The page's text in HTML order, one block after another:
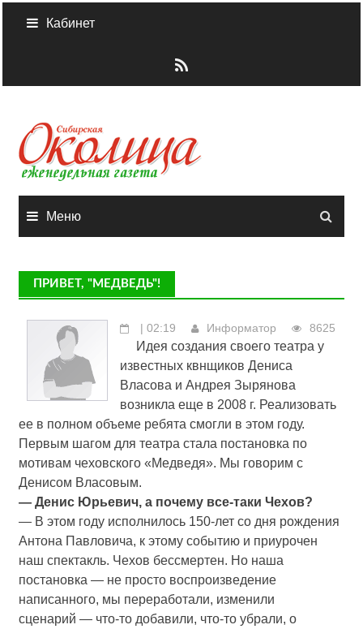
Кабинет
Меню
ПРИВЕТ, "МЕДВЕДЬ"!
| 02:19 Информатор 8625
Идея создания своего театра у
известных квнщиков Дениса
Власова и Андрея Зырянова
возникла еще в 2008 г. Реализовать
ее в полном объеме ребята смогли в этом году.
Первым шагом для театра стала постановка по
мотивам чеховского «Медведя». Мы говорим с
Денисом Власовым.
— Денис Юрьевич, а почему все-таки Чехов?
— В этом году исполнилось 150-лет со дня рождения
Антона Павловича, к этому событию и приурочен
наш спектакль. Чехов бессмертен. Но наша
постановка — не просто воспроизведение
написанного, мы переработали, изменили
сценарий — что-то добавили, что-то убрали, о